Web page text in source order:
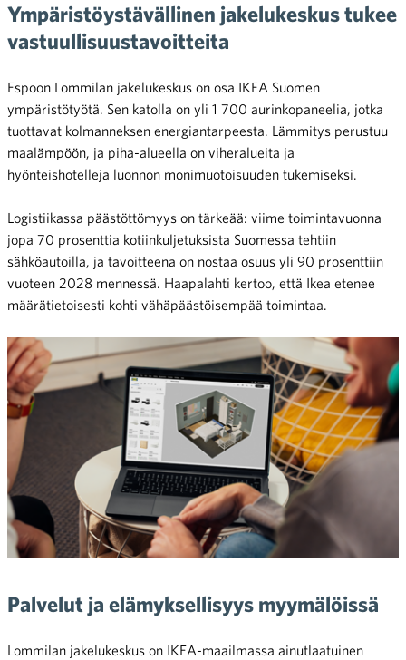
Ympäristöystävällinen jakelukeskus tukee
vastuullisuustavoitteita
Espoon Lommilan jakelukeskus on osa IKEA Suomen
ympäristötyötä. Sen katolla on yli 1 700 aurinkopaneelia, jotka
tuottavat kolmanneksen energiantarpeesta. Lämmitys perustuu
maalämpöön, ja piha-alueella on viheralueita ja
hyönteishotelleja luonnon monimuotoisuuden tukemiseksi.
Logistiikassa päästöttömyys on tärkeää: viime toimintavuonna
jopa 70 prosenttia kotiinkuljetuksista Suomessa tehtiin
sähköautoilla, ja tavoitteena on nostaa osuus yli 90 prosenttiin
vuoteen 2028 mennessä. Haapalahti kertoo, että Ikea etenee
määrätietoisesti kohti vähäpäästöisempää toimintaa.
Palvelut ja elämyksellisyys myymälöissä
Lommilan jakelukeskus on IKEA-maailmassa ainutlaatuinen